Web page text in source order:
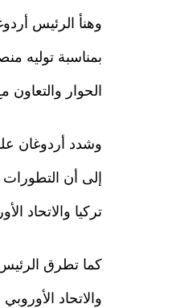
وهنأ الرئيس
بمناسبة توليه
الحوار والتعاون
وشدد أردوغان
إلى أن التطورات
تركيا والاتحاد
كما تطرق الرئيس
والاتحاد